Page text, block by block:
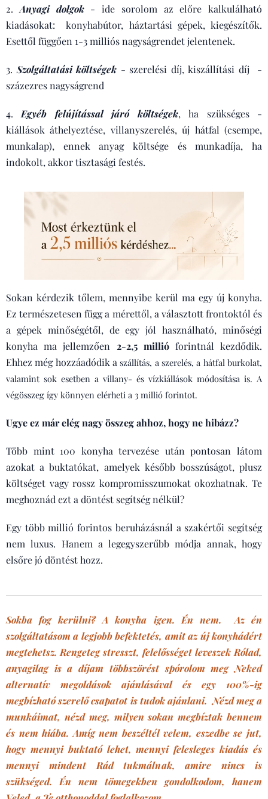
2.Anyagi dolgok- ide sorolom az előre kalkulálható
kiadásokat: konyhabútor, háztartási gépek, kiegészítők.
Esettől függően 1-3 milliós nagyságrendet jelentenek.
3.Szolgáltatási költségek - szerelési díj, kiszállítási díj -
százezres nagyságrend
4.Egyéb felújítással járó költségek, ha szükséges -
kiállások áthelyeztése, villanyszerelés, új hátfal (csempe,
munkalap), ennek anyag költsége és munkadíja, ha
indokolt, akkor tisztasági festés.
Sokan kérdezik tőlem, mennyibe kerül ma egy új konyha.
Ez természetesen függ a mérettől, a választott frontoktól és
a gépek minőségétől, de egy jól használható, minőségi
konyha ma jellemzően 2-2,5 millióforintnál kezdődik.
Ehhez még hozzáadódik aszállítás, a szerelés, a hátfal burkolat,
valamint sok esetben a villany- és vízkiállások módosítása is. A
végösszeg így könnyen elérheti a 3 millió forintot.
Ugye ez már elég nagy összeg ahhoz, hogy ne hibázz?
Több mint 100 konyha tervezése után pontosan látom
azokat a buktatókat, amelyek később bosszúságot, plusz
költséget vagy rossz kompromisszumokat okozhatnak. Te
meghoznád ezt a döntést segítség nélkül?
Egy több millió forintos beruházásnál a szakértői segítség
nem luxus. Hanem a legegyszerűbb módja annak, hogy
elsőre jó döntést hozz.
Sokba fog kerülni? A konyha igen. Én nem. Az én
szolgáltatásom a legjobb befektetés, amit az új konyhádért
megtehetsz. Rengeteg stresszt, felelősséget leveszek Rólad,
anyagilag is a díjam többszörést spórolom meg Neked
alternatív megoldások ajánlásával és egy 100%-ig
megbízható szerelő csapatot is tudok ajánlani. Nézd meg a
munkáimat, nézd meg, milyen sokan megbíztak bennem
és nem hiába. Amíg nem beszéltél velem, eszedbe se jut,
hogy mennyi buktató lehet, mennyi felesleges kiadás és
mennyi mindent Rád tukmálnak, amire nincs is
szükséged. Én nem tömegekben gondolkodom, hanem